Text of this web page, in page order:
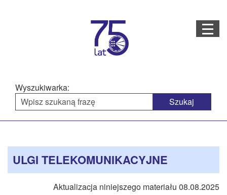
Wyszukiwarka:
główne
Menu
STRONA GŁÓWNA
AKTUALNOŚCI
PROJEKTY REALIZOWANE
OFERTA USŁUG
strony
ULGI TELEKOMUNIKACYJNE
Aktualizacja niniejszego materiału 08.08.2025